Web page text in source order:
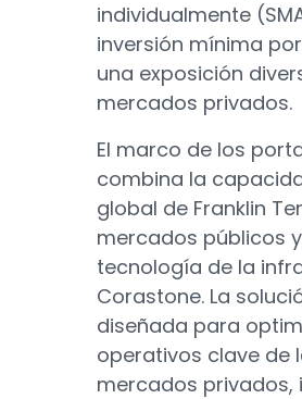
individualmente
inversión mínima
una exposición
mercados privados.
El marco de los
combina la
global de Franklin
mercados públicos
tecnología de la
Corastone. La
diseñada para
operativos clave de
mercados privados,